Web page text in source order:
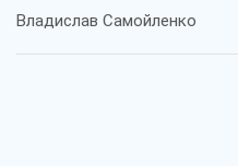
Владислав Самойленко